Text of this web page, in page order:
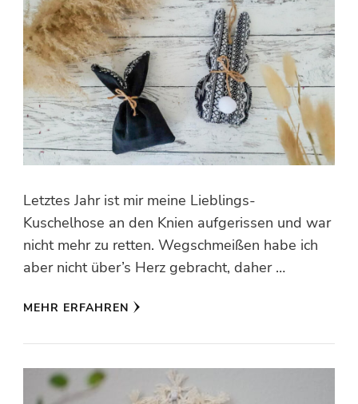
Letztes Jahr ist mir meine Lieblings-
Kuschelhose an den Knien aufgerissen und war
nicht mehr zu retten. Wegschmeißen habe ich
aber nicht über’s Herz gebracht, daher …
MEHR ERFAHREN